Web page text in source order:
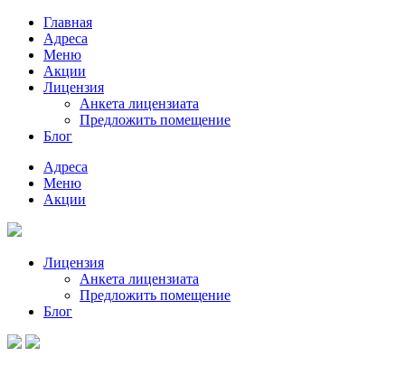
Главная
Адреса
Меню
Акции
Лицензия
Анкета лицензиата
Предложить помещение
Блог
Адреса
Меню
Акции
Лицензия
Анкета лицензиата
Предложить помещение
Блог